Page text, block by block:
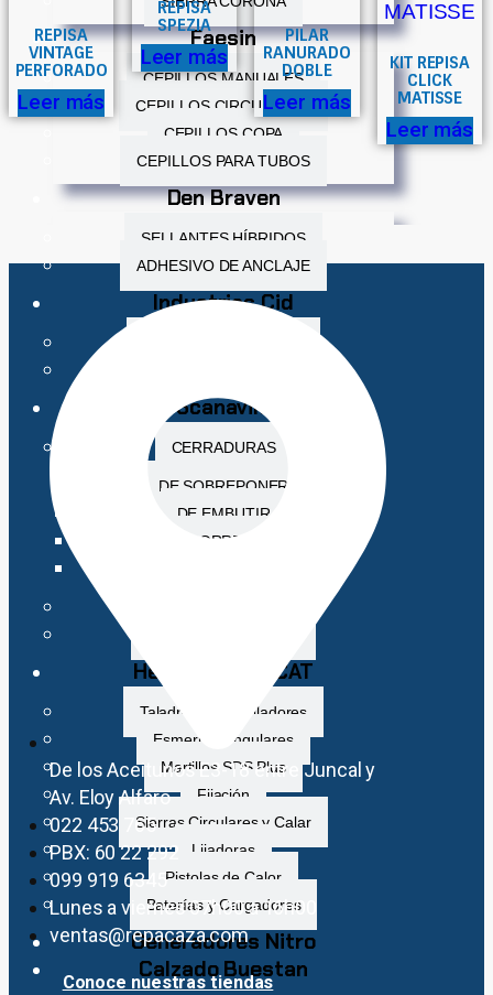
Faesin
CEPILLOS MANUALES
CEPILLOS CIRCULARES
CEPILLOS COPA
CEPILLOS PARA TUBOS
Den Braven
SELLANTES HÍBRIDOS
ADHESIVO DE ANCLAJE
Industrias Cid
Scanavini
CERRADURAS
DE SOBREPONER
DE EMBUTIR
DE CORREDERA
Herramientas CAT
Taladros y Atornilladores
Esmeriles Angulares
Martillos SDS Plus
Fijación
Sierras Circulares y Calar
Lijadoras
Pistolas de Calor
Baterías y Cargadores
Generadores Nitro
Calzado Buestan
REPISA
VINTAGE
PERFORADO
Leer más
REPISA
SPEZIA
Leer más
PILAR
RANURADO
DOBLE
Leer más
KIT REPISA
CLICK
MATISSE
Leer más
De los Aceitunos E3-18 entre Juncal y
Av. Eloy Alfaro
022 453 765
PBX: 60 22 292
099 919 6345
Lunes a viernes 07h00 a 16h00
ventas@repacaza.com
Conoce nuestras tiendas